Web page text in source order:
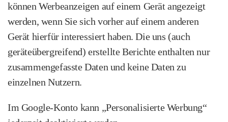
können Werbeanzeigen auf einem Gerät angezeigt
werden, wenn Sie sich vorher auf einem anderen
Gerät hierfür interessiert haben. Die uns (auch
geräteübergreifend) erstellte Berichte enthalten nur
zusammengefasste Daten und keine Daten zu
einzelnen Nutzern.
Im Google‑Konto kann „Personalisierte Werbung“